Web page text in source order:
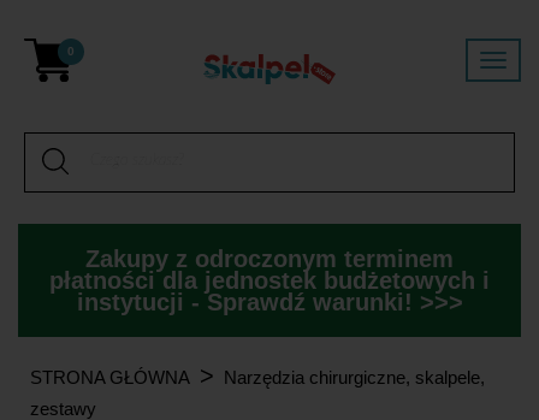
0
Zakupy z odroczonym terminem
płatności dla jednostek budżetowych i
instytucji - Sprawdź warunki! >>>
STRONA GŁÓWNA > Narzędzia chirurgiczne, skalpele,
zestawy